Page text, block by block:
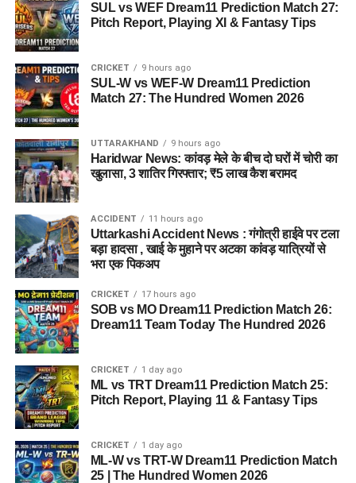
SUL vs WEF Dream11 Prediction Match 27:
Pitch Report, Playing XI & Fantasy Tips
CRICKET 9 hours ago
SUL-W vs WEF-W Dream11 Prediction
Match 27: The Hundred Women 2026
UTTARAKHAND 9 hours ago
Haridwar News: कांवड़ मेले के बीच दो घरों में चोरी का
खुलासा, 3 शातिर गिरफ्तार; ₹5 लाख कैश बरामद
ACCIDENT 11 hours ago
Uttarkashi Accident News : गंगोत्री हाईवे पर टला
बड़ा हादसा , खाई के मुहाने पर अटका कांवड़ यात्रियों से
भरा एक पिकअप
CRICKET 17 hours ago
SOB vs MO Dream11 Prediction Match 26:
Dream11 Team Today The Hundred 2026
CRICKET 1 day ago
ML vs TRT Dream11 Prediction Match 25:
Pitch Report, Playing 11 & Fantasy Tips
CRICKET 1 day ago
ML-W vs TRT-W Dream11 Prediction Match
25 | The Hundred Women 2026